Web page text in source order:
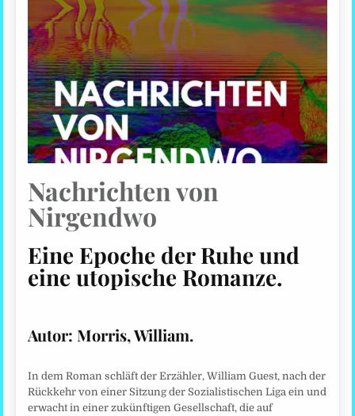
Nachrichten von
Nirgendwo
Eine Epoche der Ruhe und
eine utopische Romanze.
Autor: Morris, William.
In dem Roman schläft der Erzähler, William Guest, nach der
Rückkehr von einer Sitzung der Sozialistischen Liga ein und
erwacht in einer zukünftigen Gesellschaft, die auf